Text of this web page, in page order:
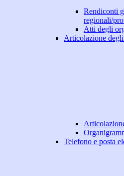
Rendiconti
regionali/
Atti degli
Articolazione
Telefono e posta